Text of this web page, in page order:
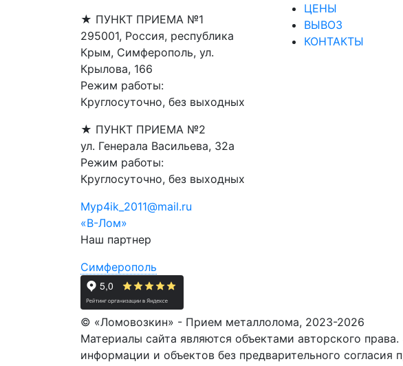
★ ПУНКТ ПРИЕМА №1
295001, Россия, республика
Крым, Симферополь, ул.
Крылова, 166
Режим работы:
Круглосуточно, без выходных
★ ПУНКТ ПРИЕМА №2
ул. Генерала Васильева, 32а
Режим работы:
Круглосуточно, без выходных
Myp4ik_2011@mail.ru
«В-Лом»
Наш партнер
Симферополь
ЦЕНЫ
ВЫВОЗ
КОНТАКТЫ
© «Ломовозкин» - Прием металлолома, 2023-2026
Материалы сайта являются объектами авторского
информации и объектов без предварительного